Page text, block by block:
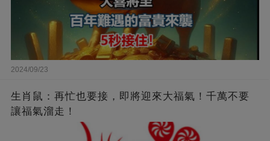
2024/09/23
生肖鼠：再忙也要接，即將迎來大福氣！千萬不要
讓福氣溜走！